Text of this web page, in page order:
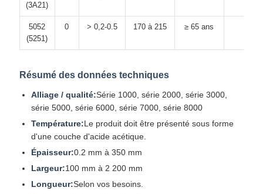
(3A21)
5052
(5251)
0 > 0,2-0.5 170 à 215 ≥ 65 ans
Résumé des données techniques
Alliage / qualité:Série 1000, série 2000, série 3000,
série 5000, série 6000, série 7000, série 8000
Température:Le produit doit être présenté sous forme
d'une couche d'acide acétique.
Épaisseur:0.2 mm à 350 mm
Largeur:100 mm à 2 200 mm
Longueur:Selon vos besoins.